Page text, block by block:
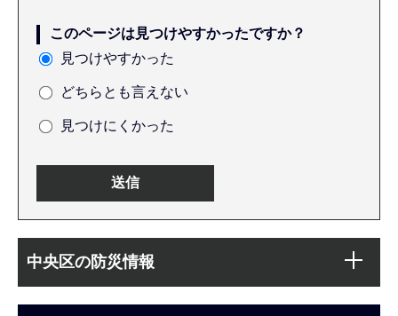
このページは見つけやすかったですか？
見つけやすかった
どちらとも言えない
見つけにくかった
文
こ
中央区の防災情報